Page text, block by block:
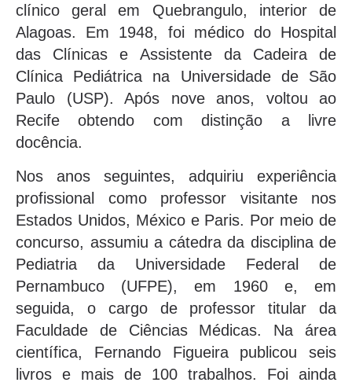
clínico geral em Quebrangulo, interior de
Alagoas. Em 1948, foi médico do Hospital
das Clínicas e Assistente da Cadeira de
Clínica Pediátrica na Universidade de São
Paulo (USP). Após nove anos, voltou ao
Recife obtendo com distinção a livre
docência.
Nos anos seguintes, adquiriu experiência
profissional como professor visitante nos
Estados Unidos, México e Paris. Por meio de
concurso, assumiu a cátedra da disciplina de
Pediatria da Universidade Federal de
Pernambuco (UFPE), em 1960 e, em
seguida, o cargo de professor titular da
Faculdade de Ciências Médicas. Na área
científica, Fernando Figueira publicou seis
livros e mais de 100 trabalhos. Foi ainda